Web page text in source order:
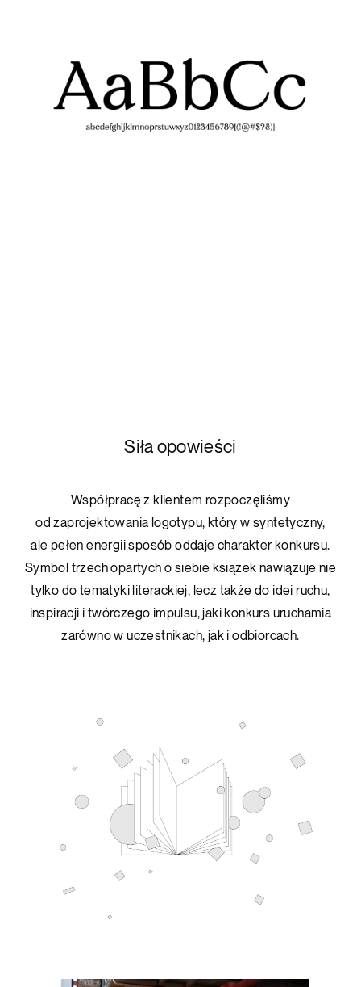
Siła opowieści
Współpracę z klientem rozpoczęliśmy
od zaprojektowania logotypu, który w syntetyczny,
ale pełen energii sposób oddaje charakter konkursu.
Symbol trzech opartych o siebie książek nawiązuje nie
tylko do tematyki literackiej, lecz także do idei ruchu,
inspiracji i twórczego impulsu, jaki konkurs uruchamia
zarówno w uczestnikach, jak i odbiorcach.